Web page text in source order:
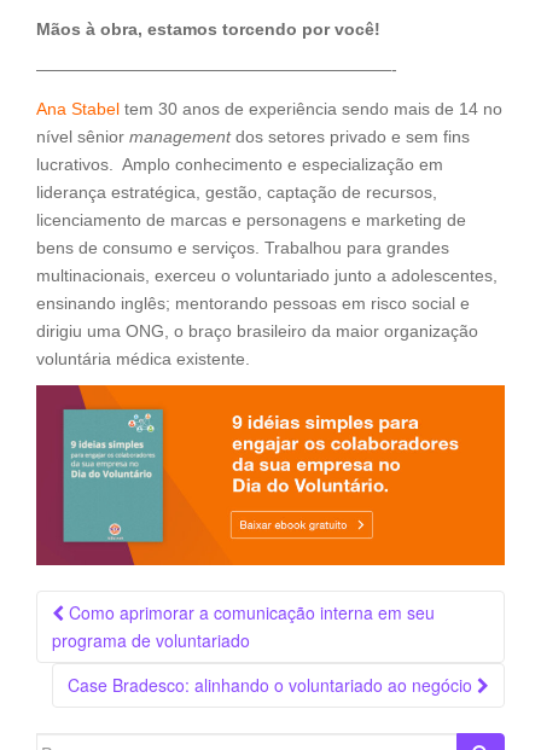
Mãos à obra, estamos torcendo por você!
—————————————————————-
Ana Stabel tem 30 anos de experiência sendo mais de 14 no
nível sênior managementdos setores privado e sem fins
lucrativos. Amplo conhecimento e especialização em
liderança estratégica, gestão, captação de recursos,
licenciamento de marcas e personagens e marketing de
bens de consumo e serviços. Trabalhou para grandes
multinacionais, exerceu o voluntariado junto a adolescentes,
ensinando inglês; mentorando pessoas em risco social e
dirigiu uma ONG, o braço brasileiro da maior organização
voluntária médica existente.
Navegação
da
Postagem
Como aprimorar a comunicação interna em seu
programa de voluntariado
Case Bradesco: alinhando o voluntariado ao negócio